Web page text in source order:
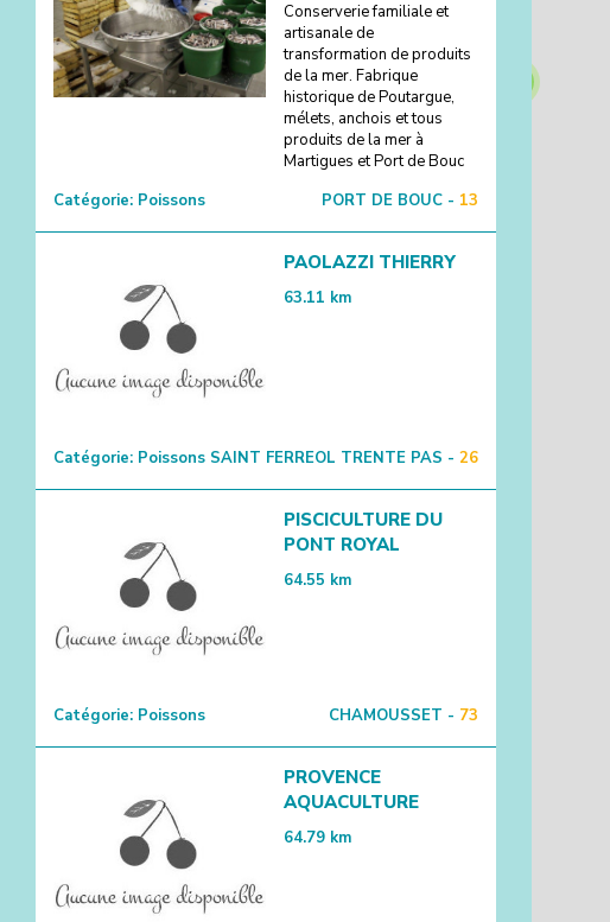
Conserverie familiale et
artisanale de
transformation de produits
de la mer. Fabrique
historique de Poutargue,
mélets, anchois et tous
produits de la mer à
Martigues et Port de Bouc
Catégorie: Poissons PORT DE BOUC - 13
PAOLAZZI THIERRY
63.11 km
Catégorie: Poissons SAINT FERREOL TRENTE PAS - 26
PISCICULTURE DU
PONT ROYAL
64.55 km
Catégorie: Poissons CHAMOUSSET - 73
PROVENCE
AQUACULTURE
64.79 km